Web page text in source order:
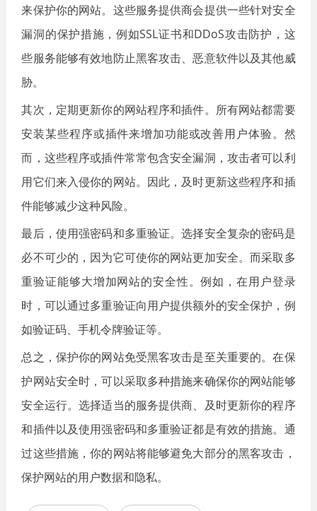
来保护你的网站。这些服务提供商会提供一些针对安全
漏洞的保护措施，例如SSL证书和DDoS攻击防护，这
些服务能够有效地防止黑客攻击、恶意软件以及其他威
胁。
其次，定期更新你的网站程序和插件。所有网站都需要
安装某些程序或插件来增加功能或改善用户体验。然
而，这些程序或插件常常包含安全漏洞，攻击者可以利
用它们来入侵你的网站。因此，及时更新这些程序和插
件能够减少这种风险。
最后，使用强密码和多重验证。选择安全复杂的密码是
必不可少的，因为它可使你的网站更加安全。而采取多
重验证能够大增加网站的安全性。例如，在用户登录
时，可以通过多重验证向用户提供额外的安全保护，例
如验证码、手机令牌验证等。
总之，保护你的网站免受黑客攻击是至关重要的。在保
护网站安全时，可以采取多种措施来确保你的网站能够
安全运行。选择适当的服务提供商、及时更新你的程序
和插件以及使用强密码和多重验证都是有效的措施。通
过这些措施，你的网站将能够避免大部分的黑客攻击，
保护网站的用户数据和隐私。